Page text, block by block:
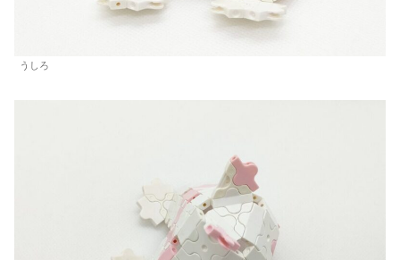
うしろ